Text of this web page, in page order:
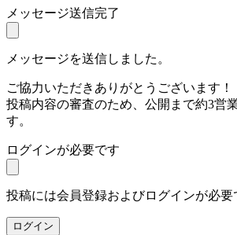
メッセージ送信完了
メッセージを送信しました。
ご協力いただきありがとうございます！
投稿内容の審査のため、公開まで約3営
す。
ログインが必要です
投稿には会員登録およびログインが必要
ログイン